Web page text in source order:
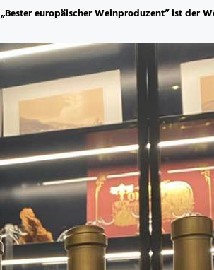
„Bester europäischer Weinproduzent” ist der